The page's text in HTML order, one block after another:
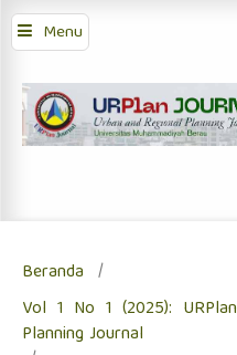
Menu
Beranda /
Vol 1 No 1 (2025):
Planning Journal